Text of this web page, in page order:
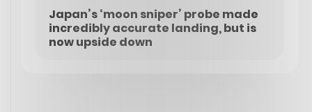
Japan’s ‘moon sniper’ probe made
incredibly accurate landing, but is
now upside down